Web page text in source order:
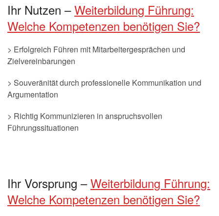
Ihr Nutzen –Weiterbildung Führung:
Welche Kompetenzen benötigen Sie?
> Erfolgreich Führen mit Mitarbeitergesprächen und
Zielvereinbarungen
> Souveränität durch professionelle Kommunikation und
Argumentation
> Richtig Kommunizieren in anspruchsvollen
Führungssituationen
Ihr Vorsprung –Weiterbildung Führung:
Welche Kompetenzen benötigen Sie?